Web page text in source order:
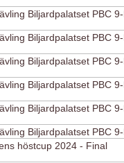
Biljardpalatset PBC
Biljardpalatset PBC
Biljardpalatset PBC
Biljardpalatset PBC
Biljardpalatset PBC
Biljardpalatset PBC
höstcup 2024 - Final